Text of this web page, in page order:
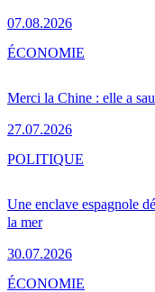
07.08.2026
Merci la Chine : elle a
27.07.2026
ÉCONOMIE
Une enclave espagnole
la mer
30.07.2026
POLITIQUE
ÉCONOMIE